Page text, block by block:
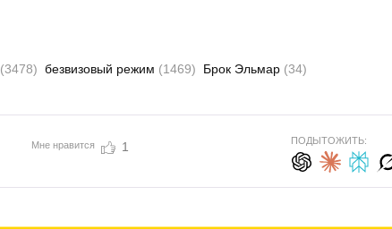
(3478) безвизовый режим (1469) Брок Эльмар (34)
Мне нравится 1 ПОДЫТОЖИТЬ: